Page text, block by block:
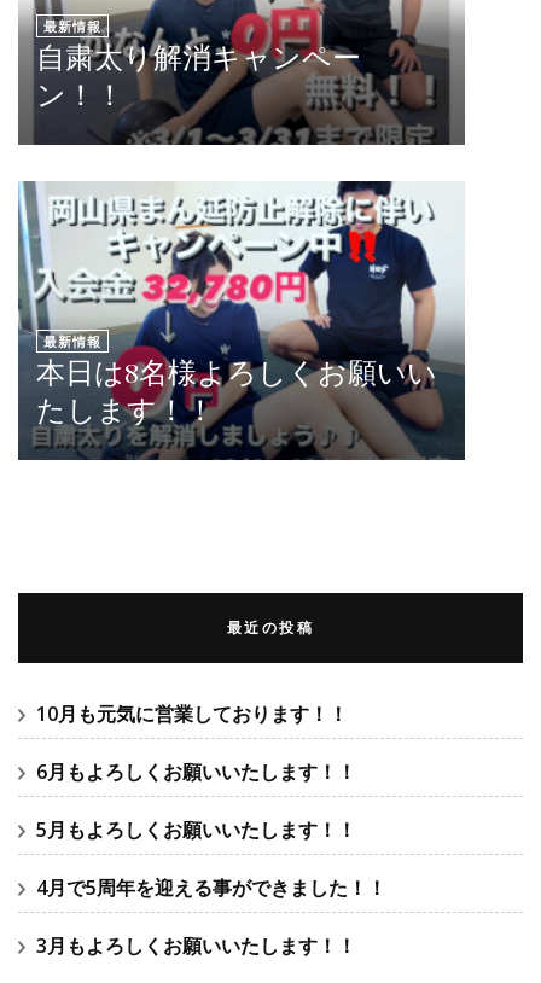
最新情報
自粛太り解消キャンペー
ン！！
最新情報
本日は8名様よろしくお願いい
たします！！
最近の投稿
10月も元気に営業しております！！
6月もよろしくお願いいたします！！
5月もよろしくお願いいたします！！
4月で5周年を迎える事ができました！！
3月もよろしくお願いいたします！！